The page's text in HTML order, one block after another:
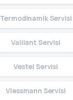
Termodinamik Servisi
Vaillant Servisi
Vestel Servisi
Viessmann Servisi